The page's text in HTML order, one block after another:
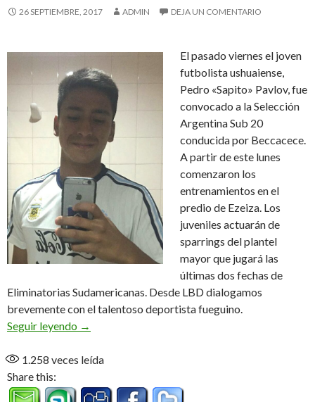
26 SEPTIEMBRE, 2017 ADMIN DEJA UN COMENTARIO
El pasado viernes el joven
futbolista ushuaiense,
Pedro «Sapito» Pavlov, fue
convocado a la Selección
Argentina Sub 20
conducida por Beccacece.
A partir de este lunes
comenzaron los
entrenamientos en el
predio de Ezeiza. Los
juveniles actuarán de
sparrings del plantel
mayor que jugará las
últimas dos fechas de
Eliminatorias Sudamericanas. Desde LBD dialogamos
brevemente con el talentoso deportista fueguino.
Seguir leyendo «Es una emoción grande para todos en la
→
1.258 veces leída
Share this: